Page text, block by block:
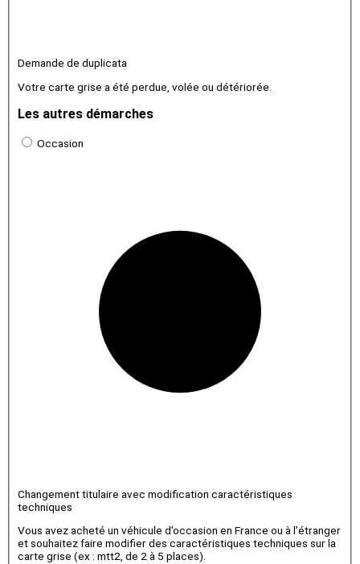
Demande de duplicata
Votre carte grise a été perdue, volée ou détériorée.
Les autres démarches
Occasion
Changement titulaire avec modification caractéristiques
techniques
Vous avez acheté un véhicule d’occasion en France ou à l’étranger
et souhaitez faire modifier des caractéristiques techniques sur la
carte grise (ex : mtt2, de 2 à 5 places).